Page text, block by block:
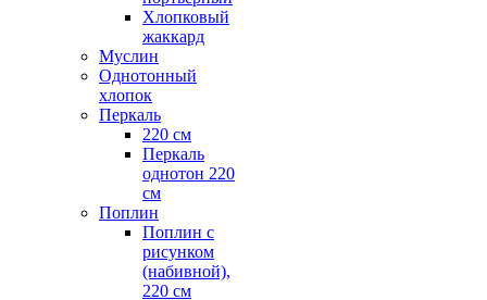
Хлопковый
жаккард
Муслин
Однотонный
хлопок
Перкаль
220 см
Перкаль
однотон 220
см
Поплин
Поплин с
рисунком
(набивной),
220 см